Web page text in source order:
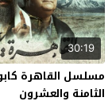
30:19
الثامنة والعشرون